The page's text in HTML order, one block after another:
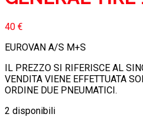
40 €
EUROVAN A/S M+S
IL PREZZO SI RIFERISCE AL
VENDITA VIENE EFFETTUATA
ORDINE DUE PNEUMATICI.
2 disponibili